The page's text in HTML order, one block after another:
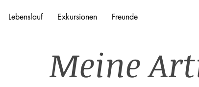
Lebenslauf Exkursionen Freunde
Meine